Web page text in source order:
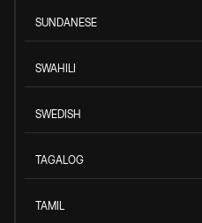
SUNDANESE
SWAHILI
SWEDISH
TAGALOG
TAMIL